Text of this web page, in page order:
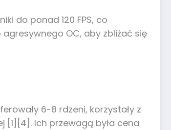
do ponad 120 FPS, co
OC, aby zbliżać się
6-8 rdzeni, korzystały z
[1][4]. Ich przewagą była cena